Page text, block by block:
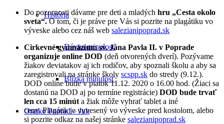
História
Dávna minulosť
Blízka minulosť
Oratko Poprad – Juh
Do pozornosti dávame pre deti a mladých hru „Cesta okolo
sveta“.O tom, či je práve pre Vás si pozrite na plagátiku vo
výveske alebo cez náš web salezianipoprad.sk
Cirkevné gymnázium sv. Jána Pavla II. v Poprade
organizuje online DOD (deň otvorených dverí). Pozývame
žiakov deviatakov aj ich rodičov, aby spoznali školu a aby sa
zaregistrovali na stránke školy scspp.sk do stredy (9.12.).
DOD online bude v piatok 11.12. 2020 o 16.00 hod. (Žiaci sa
dostanú na DOD aj po termíne registrácie) DOD bude trvať
len cca 15 minút a žiak môže vyhrať tablet a iné
ceny. Plagátik je vyvesený vo výveske pred kostolom, alebo
si pozrite odkaz na našej stránke salezianipoprad.sk